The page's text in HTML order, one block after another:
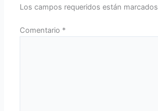
Los campos requeridos están marcados
Comentario *